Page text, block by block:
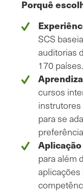
Porquê
SCS
auditorias
170 países.
cursos
para se
para além
aplicações